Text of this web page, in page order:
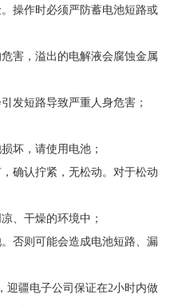
操作时必须严防蓄电池短路或
害，溢出的电解液会腐蚀金属
发短路导致严重人身危害；
坏，请使用电池；
确认拧紧，无松动。对于松动
、干燥的环境中；
否则可能会造成电池短路、漏
迎疆电子公司保证在2小时内做